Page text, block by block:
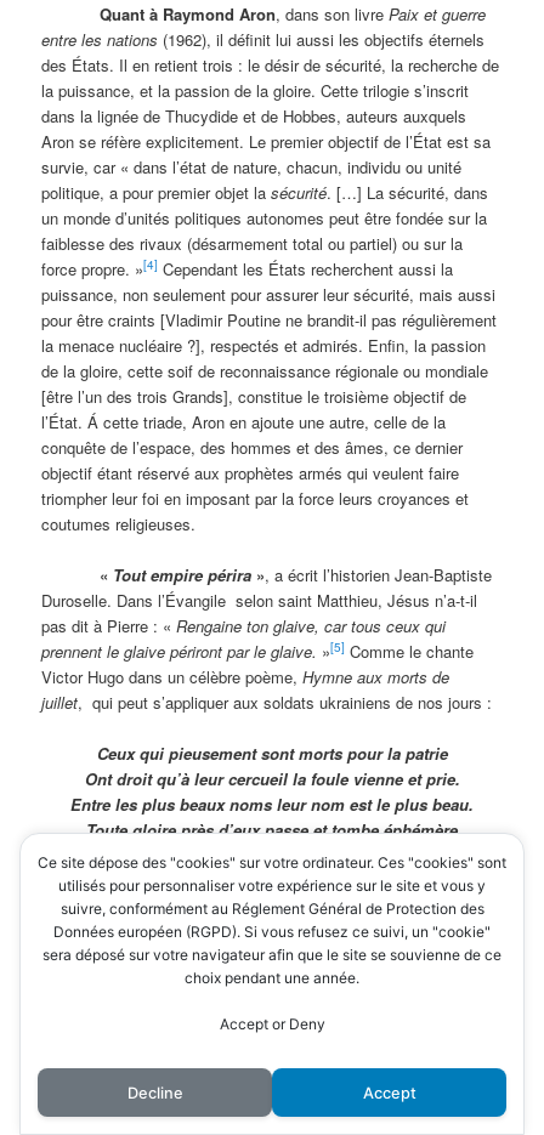
Quant à Raymond Aron, dans son livrePaix et guerre
entre les nations (1962), il définit lui aussi les objectifs éternels
des États. Il en retient trois : le désir de sécurité, la recherche de
la puissance, et la passion de la gloire. Cette trilogie s’inscrit
dans la lignée de Thucydide et de Hobbes, auteurs auxquels
Aron se réfère explicitement. Le premier objectif de l’État est sa
survie, car « dans l’état de nature, chacun, individu ou unité
politique, a pour premier objet lasécurité. […] La sécurité, dans
un monde d’unités politiques autonomes peut être fondée sur la
faiblesse des rivaux (désarmement total ou partiel) ou sur la
force propre. »[4] Cependant les États recherchent aussi la
puissance, non seulement pour assurer leur sécurité, mais aussi
pour être craints [Vladimir Poutine ne brandit-il pas régulièrement
la menace nucléaire ?], respectés et admirés. Enfin, la passion
de la gloire, cette soif de reconnaissance régionale ou mondiale
[être l’un des trois Grands], constitue le troisième objectif de
l’État. Á cette triade, Aron en ajoute une autre, celle de la
conquête de l’espace, des hommes et des âmes, ce dernier
objectif étant réservé aux prophètes armés qui veulent faire
triompher leur foi en imposant par la force leurs croyances et
coutumes religieuses.
« Tout empire périra », a écrit l’historien Jean-Baptiste
Duroselle. Dans l’Évangile selon saint Matthieu, Jésus n’a-t-il
pas dit à Pierre : «Rengaine ton glaive, car tous ceux qui
prennent le glaive périront par le glaive. »[5] Comme le chante
Victor Hugo dans un célèbre poème,Hymne aux morts de
juillet, qui peut s’appliquer aux soldats ukrainiens de nos jours :
Ceux qui pieusement sont morts pour la patrie
Ont droit qu’à leur cercueil la foule vienne et prie.
Entre les plus beaux noms leur nom est le plus beau.
Toute gloire près d’eux passe et tombe éphémère
Et comme ferait une mère.
[1] H. Bergson, « La conscience et la vie », conférence faite
à l’Université de Birmingham le 29 mai 1911,Œuvres,PUF,
traduit par Jacqueline de Romilly, Les Belles Lettres, 1953,
T. Hobbes,Léviathan , Éditions Sirey, 1971, p. 123-124.
R. Aron,Paix et guerre entre les nations, Calmann-Lévy,
Ce site dépose des "cookies" sur votre ordinateur. Ces "cookies" sont
utilisés pour personnaliser votre expérience sur le site et vous y
suivre, conformément au Réglement Général de Protection des
Données européen (RGPD). Si vous refusez ce suivi, un "cookie"
sera déposé sur votre navigateur afin que le site se souvienne de ce
choix pendant une année.
Accept or Deny
Decline Accept